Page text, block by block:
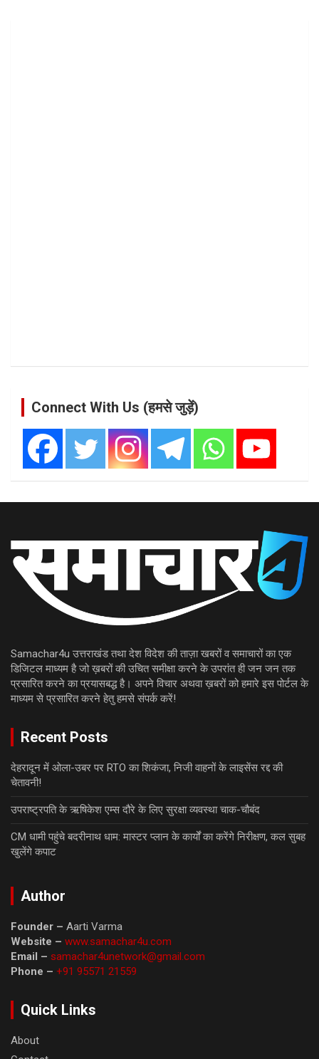
Connect With Us (हमसे जुड़ें)
Samachar4u उत्तराखंड तथा देश विदेश की ताज़ा खबरों व समाचारों का एक
डिजिटल माध्यम है जो ख़बरों की उचित समीक्षा करने के उपरांत ही जन जन तक
प्रसारित करने का प्रयासबद्ध है। अपने विचार अथवा ख़बरों को हमारे इस पोर्टल के
माध्यम से प्रसारित करने हेतु हमसे संपर्क करें!
Recent Posts
देहरादून में ओला-उबर पर RTO का शिकंजा, निजी वाहनों के लाइसेंस रद्द की
चेतावनी!
उपराष्ट्रपति के ऋषिकेश एम्स दौरे के लिए सुरक्षा व्यवस्था चाक-चौबंद
CM धामी पहुंचे बदरीनाथ धाम: मास्टर प्लान के कार्यों का करेंगे निरीक्षण, कल सुबह
खुलेंगे कपाट
Author
Founder – Aarti Varma
Website – www.samachar4u.com
Email – samachar4unetwork@gmail.com
Phone – +91 95571 21559
Quick Links
About